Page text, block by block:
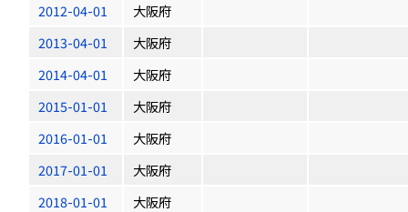
2012-04-01
大阪府
2013-04-01
大阪府
2014-04-01
大阪府
2015-01-01
大阪府
2016-01-01
大阪府
2017-01-01
大阪府
2018-01-01
大阪府